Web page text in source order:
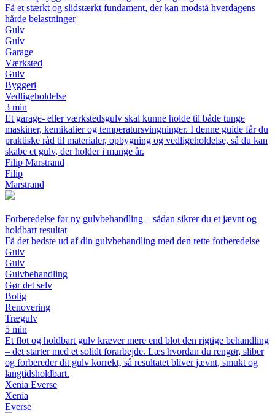
Få et stærkt og slidstærkt fundament, der kan modstå hverdagens
hårde belastninger
Gulv
Gulv
Garage
Værksted
Gulv
Byggeri
Vedligeholdelse
3 min
Et garage- eller værkstedsgulv skal kunne holde til både tunge
maskiner, kemikalier og temperatursvingninger. I denne guide får du
praktiske råd til materialer, opbygning og vedligeholdelse, så du kan
skabe et gulv, der holder i mange år.
Filip Marstrand
Filip
Marstrand
Forberedelse før ny gulvbehandling – sådan sikrer du et jævnt og
holdbart resultat
Få det bedste ud af din gulvbehandling med den rette forberedelse
Gulv
Gulv
Gulvbehandling
Gør det selv
Bolig
Renovering
Trægulv
5 min
Et flot og holdbart gulv kræver mere end blot den rigtige behandling
– det starter med et solidt forarbejde. Læs hvordan du rengør, sliber
og forbereder dit gulv korrekt, så resultatet bliver jævnt, smukt og
langtidsholdbart.
Xenia Everse
Xenia
Everse